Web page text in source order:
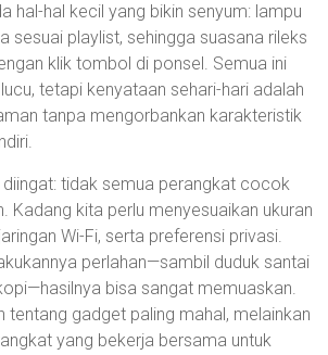
hal-hal kecil yang bikin senyum: lampu
sesuai playlist, sehingga suasana rileks
klik tombol di ponsel. Semua ini
tetapi kenyataan sehari-hari adalah
tanpa mengorbankan karakteristik
diingat: tidak semua perangkat cocok
Kadang kita perlu menyesuaikan ukuran
Wi-Fi, serta preferensi privasi.
perlahan—sambil duduk santai
bisa sangat memuaskan.
tentang gadget paling mahal, melainkan
yang bekerja bersama untuk